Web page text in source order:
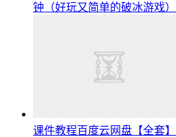
钟（好玩又简单的破冰游戏）
课件教程百度云网盘【全套】